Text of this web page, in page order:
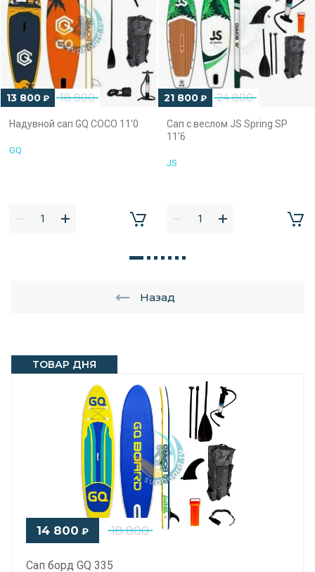
ТОВАР ДНЯ
18 800
14 800 ₽
Сап борд GQ 335
18 800
13 800 ₽
Надувной сап GQ COCO 11'0
GQ
24 800
21 800 ₽
Сап с веслом JS Spring SP
11'6
JS
Назад